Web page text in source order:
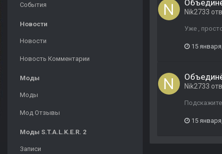
События
Новости
Новости
Новость Комментарии
Моды
Моды
Мод Отзывы
Моды S.T.A.L.K.E.R. 2
Записи
Nik2733
Уже ,
15
Nik2733
15